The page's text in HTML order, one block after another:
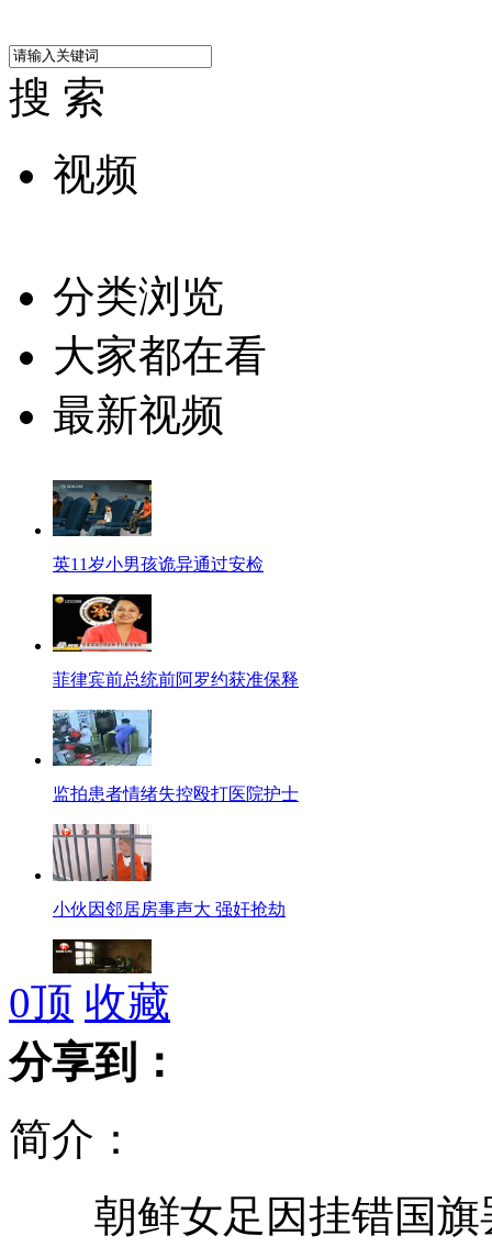
搜 索
视频
分类浏览
大家都在看
最新视频
英11岁小男孩诡异通过安检
菲律宾前总统前阿罗约获准保释
监拍患者情绪失控殴打医院护士
小伙因邻居房事声大 强奸抢劫
男子出租屋内被人割掉“命根子”
李娜传递奥运火炬现场几近失控
0顶 收藏
分享到：
简介：
朝鲜女足因挂错国旗